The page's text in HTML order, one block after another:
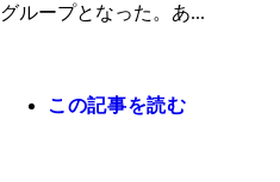
グループとなった。あ...
この記事を読む